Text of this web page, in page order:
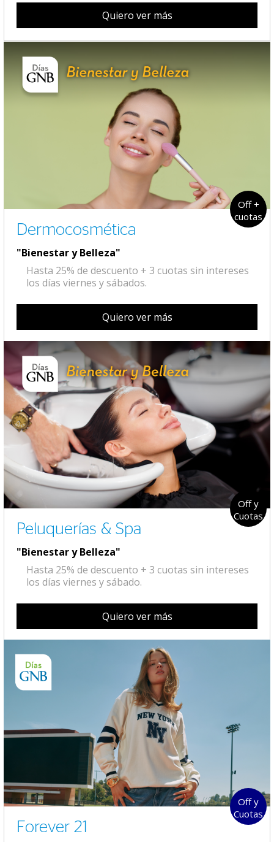
Quiero ver más
Off +
cuotas
Dermocosmética
"Bienestar y Belleza"
Hasta 25% de descuento + 3 cuotas sin intereses
los días viernes y sábados.
Quiero ver más
Off y
Cuotas
Peluquerías & Spa
"Bienestar y Belleza"
Hasta 25% de descuento + 3 cuotas sin intereses
los días viernes y sábado.
Quiero ver más
Off y
Cuotas
Forever 21